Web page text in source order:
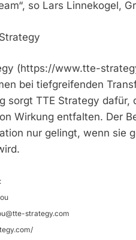
so Lars Linnekogel,
(https://www.tte-
bei tiefgreifenden
sorgt TTE Strategy
Wirkung entfalten. Der
nur gelingt, wenn sie
strategy.com